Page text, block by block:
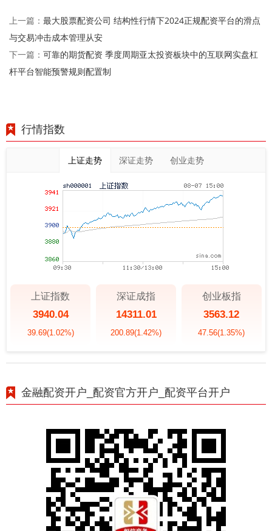
上一篇： 最大股票配资公司 结构性行情下2024正规配资平台的滑点
与交易冲击成本管理从安
下一篇： 可靠的期货配资 季度周期亚太投资板块中的互联网实盘杠
杆平台智能预警规则配置制
行情指数
上证走势 深证走势 创业走势
上证指数
3940.04
39.69(1.02%)
深证成指
14311.01
200.89(1.42%)
创业板指
3563.12
47.56(1.35%)
金融配资开户_配资官方开户_配资平台开户